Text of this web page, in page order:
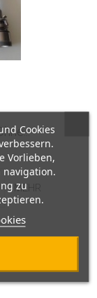
MEHR
Cookies
Vorlieben,
navigation.
zu